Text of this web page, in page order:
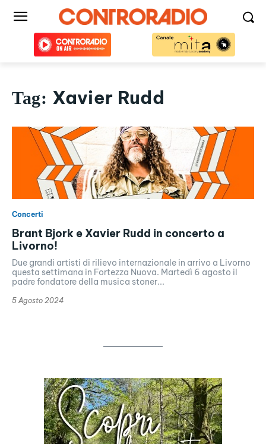
Tag: Xavier Rudd
Concerti
Brant Bjork e Xavier Rudd in concerto a
Livorno!
Due grandi artisti di rilievo internazionale in arrivo a Livorno
questa settimana in Fortezza Nuova. Martedì 6 agosto il
padre fondatore della musica stoner...
5 Agosto 2024